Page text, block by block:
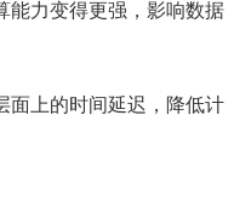
能力变得更强，影响数据
面上的时间延迟，降低计